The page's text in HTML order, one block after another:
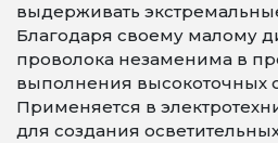
выдерживать
Благодаря своему малому
проволока незаменима в
выполнения высокоточных
Применяется в
для создания